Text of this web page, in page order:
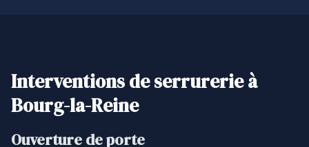
Interventions de serrurerie à
Bourg-la-Reine
Ouverture de porte